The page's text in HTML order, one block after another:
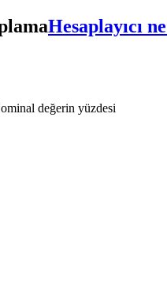
Hesaplayıcı
değerin yüzdesi